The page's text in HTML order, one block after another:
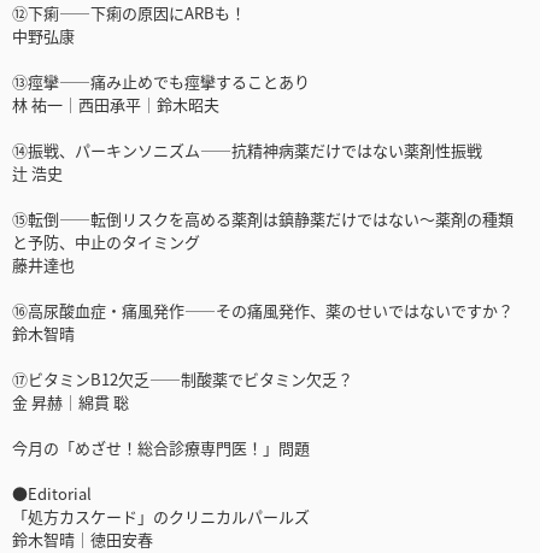
⑫下痢――下痢の原因にARBも！
中野弘康
⑬痙攣――痛み止めでも痙攣することあり
林 祐一│西田承平│鈴木昭夫
⑭振戦、パーキンソニズム――抗精神病薬だけではない薬剤性振戦
辻 浩史
⑮転倒――転倒リスクを高める薬剤は鎮静薬だけではない〜薬剤の種類
と予防、中止のタイミング
藤井達也
⑯高尿酸血症・痛風発作――その痛風発作、薬のせいではないですか？
鈴木智晴
⑰ビタミンB12欠乏――制酸薬でビタミン欠乏？
金 昇赫│綿貫 聡
今月の「めざせ！総合診療専門医！」問題
●Editorial
「処方カスケード」のクリニカルパールズ
鈴木智晴｜徳田安春